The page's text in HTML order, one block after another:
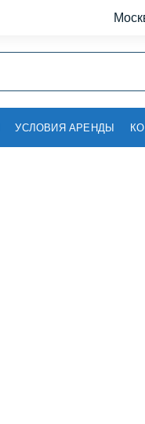
УСЛОВИЯ АРЕНДЫ